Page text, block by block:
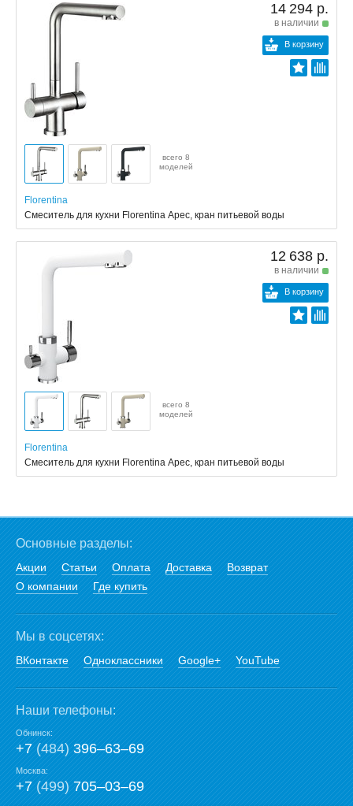
14 294 р.
в наличии
В корзину
всего 8
моделей
Florentina
Смеситель для кухни Florentina Арес, кран питьевой воды
12 638 р.
в наличии
В корзину
всего 8
моделей
Florentina
Смеситель для кухни Florentina Арес, кран питьевой воды
Основные разделы:
Акции Статьи Оплата Доставка
Возврат
О компании
Где купить
Мы в соцсетях:
ВКонтакте Одноклассники Google+ YouTube
Наши телефоны:
Обнинск:
+7(484)396‒63‒69
Москва:
+7(499)705‒03‒69